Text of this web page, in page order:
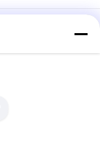
작된 브랜드와 광